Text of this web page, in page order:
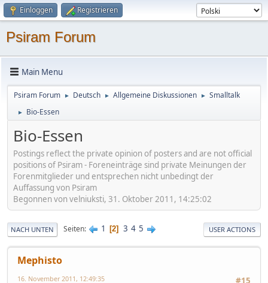
Einloggen Registrieren
Psiram Forum
Main Menu
Psiram Forum ► Deutsch ► Allgemeine Diskussionen ► Smalltalk
► Bio-Essen
Bio-Essen
Postings reflect the private opinion of posters and are not official
positions of Psiram - Foreneinträge sind private Meinungen der
Forenmitglieder und entsprechen nicht unbedingt der
Auffassung von Psiram
Begonnen von velniuksti, 31. Oktober 2011, 14:25:02
NACH UNTEN Seiten 1 2 3 4 5 USER ACTIONS
Mephisto
#15
16. November 2011, 12:49:35